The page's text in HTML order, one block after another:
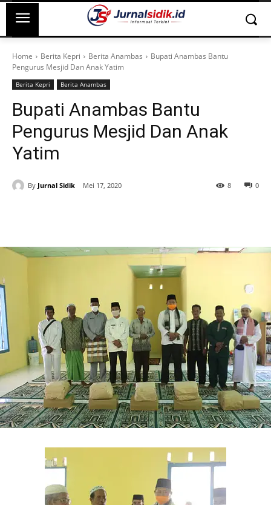
Home Berita Kepri Berita Anambas
Bupati Anambas Bantu
Pengurus Mesjid Dan Anak Yatim
Berita Kepri Berita Anambas
Bupati Anambas Bantu
Pengurus Mesjid Dan Anak
Yatim
By Jurnal Sidik Mei 17, 2020 0
8